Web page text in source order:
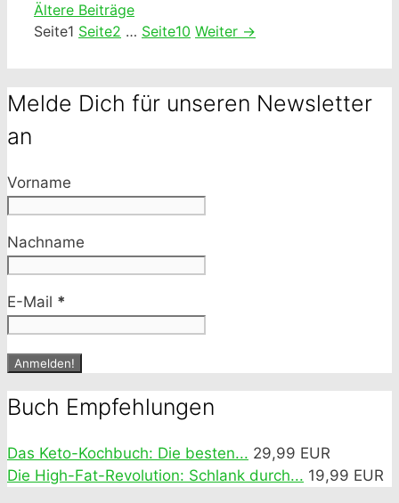
Ältere Beiträge
Seite1 Seite2 … Seite10 Weiter →
Melde Dich für unseren Newsletter
an
Vorname
Nachname
E-Mail *
Buch Empfehlungen
Das Keto-Kochbuch: Die besten... 29,99 EUR
Die High-Fat-Revolution: Schlank durch... 19,99 EUR